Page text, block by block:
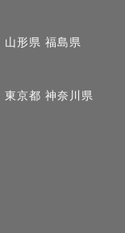
山形県 福島県
東京都 神奈川県